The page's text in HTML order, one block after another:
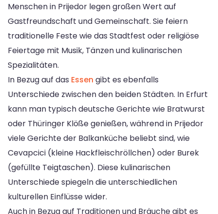
Menschen in Prijedor legen großen Wert auf
Gastfreundschaft und Gemeinschaft. Sie feiern
traditionelle Feste wie das Stadtfest oder religiöse
Feiertage mit Musik, Tänzen und kulinarischen
Spezialitäten.
In Bezug auf das Essen gibt es ebenfalls
Unterschiede zwischen den beiden Städten. In Erfurt
kann man typisch deutsche Gerichte wie Bratwurst
oder Thüringer Klöße genießen, während in Prijedor
viele Gerichte der Balkanküche beliebt sind, wie
Cevapcici (kleine Hackfleischröllchen) oder Burek
(gefüllte Teigtaschen). Diese kulinarischen
Unterschiede spiegeln die unterschiedlichen
kulturellen Einflüsse wider.
Auch in Bezug auf Traditionen und Bräuche gibt es